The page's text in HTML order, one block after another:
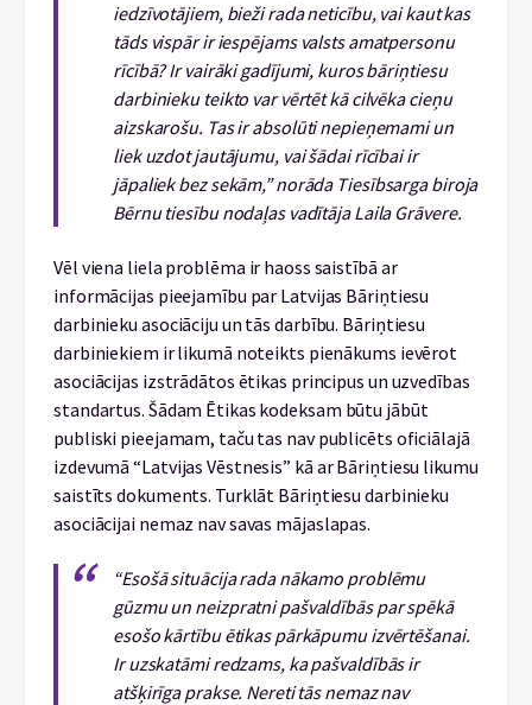
iedzīvotājiem, bieži rada neticību, vai kaut kas
tāds vispār ir iespējams valsts amatpersonu
rīcībā? Ir vairāki gadījumi, kuros bāriņtiesu
darbinieku teikto var vērtēt kā cilvēka cieņu
aizskarošu. Tas ir absolūti nepieņemami un
liek uzdot jautājumu, vai šādai rīcībai ir
jāpaliek bez sekām,” norāda Tiesībsarga biroja
Bērnu tiesību nodaļas vadītāja Laila Grāvere.
Vēl viena liela problēma ir haoss saistībā ar
informācijas pieejamību par Latvijas Bāriņtiesu
darbinieku asociāciju un tās darbību. Bāriņtiesu
darbiniekiem ir likumā noteikts pienākums ievērot
asociācijas izstrādātos ētikas principus un uzvedības
standartus. Šādam Ētikas kodeksam būtu jābūt
publiski pieejamam, taču tas nav publicēts oficiālajā
izdevumā “Latvijas Vēstnesis” kā ar Bāriņtiesu likumu
saistīts dokuments. Turklāt Bāriņtiesu darbinieku
asociācijai nemaz nav savas mājaslapas.
“Esošā situācija rada nākamo problēmu
gūzmu un neizpratni pašvaldībās par spēkā
esošo kārtību ētikas pārkāpumu izvērtēšanai.
Ir uzskatāmi redzams, ka pašvaldībās ir
atšķirīga prakse. Nereti tās nemaz nav